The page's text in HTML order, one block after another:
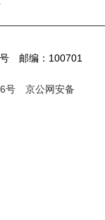
号 邮编：100701
号
京公网安备